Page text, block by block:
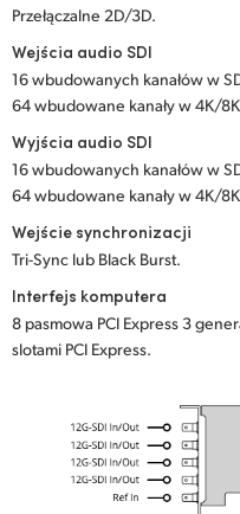
Sweden
Chinese Taipei
Turkey
UAE
Ukraine
United Kingdom
Przełączalne 2D/3D.
Wejścia audio SDI
16 wbudowanych kanałów w
64 wbudowane kanały w 4K/
Wyjścia audio SDI
16 wbudowanych kanałów w
64 wbudowane kanały w 4K/
Wejście synchronizacji
Tri-Sync lub Black Burst.
Interfejs komputera
8 pasmowa PCI Express 3
slotami PCI Express.